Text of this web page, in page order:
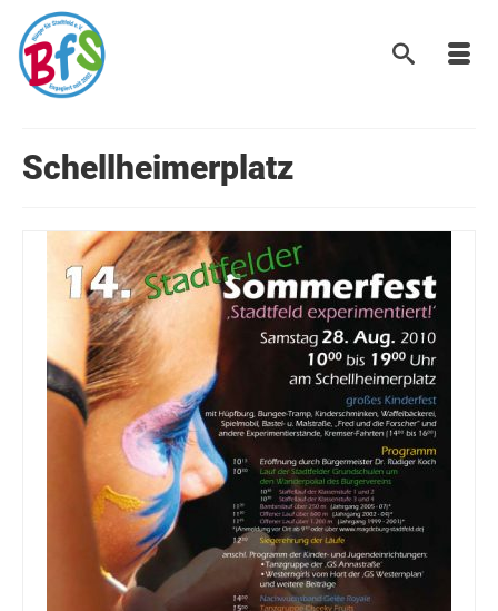
Schellheimerplatz